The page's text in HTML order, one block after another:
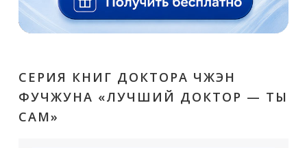
СЕРИЯ КНИГ ДОКТОРА ЧЖЭН
ФУЧЖУНА «ЛУЧШИЙ ДОКТОР — ТЫ
САМ»